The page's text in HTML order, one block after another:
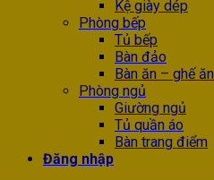
Kệ giày dép
Phòng bếp
Tủ bếp
Bàn đảo
Bàn ăn – ghế ăn
Phòng ngủ
Giường ngủ
Tủ quần áo
Bàn trang điểm
Đăng nhập